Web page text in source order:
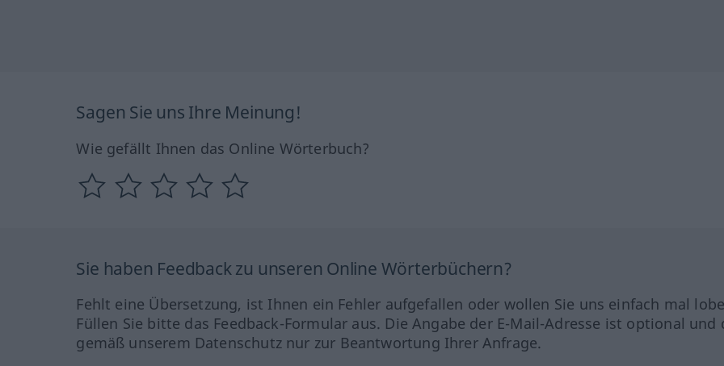
Sagen Sie uns Ihre Meinung!
Wie gefällt Ihnen das Online Wörterbuch?
Sie haben Feedback zu unseren Online Wörterbüchern?
Fehlt eine Übersetzung, ist Ihnen ein Fehler aufgefallen oder wollen Sie uns einfach mal
Füllen Sie bitte das Feedback-Formular aus. Die Angabe der E-Mail-Adresse ist optional und
gemäß unserem Datenschutz nur zur Beantwortung Ihrer Anfrage.